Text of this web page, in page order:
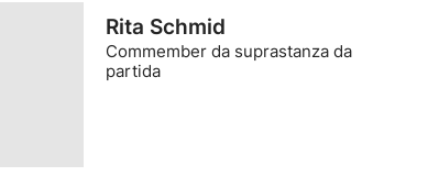
Rita Schmid
Commember da suprastanza da
partida